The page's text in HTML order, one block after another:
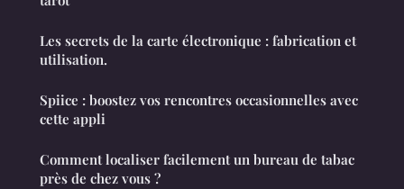
Les secrets de la carte électronique : fabrication et
utilisation.
Spiice : boostez vos rencontres occasionnelles avec
cette appli
Comment localiser facilement un bureau de tabac
près de chez vous ?